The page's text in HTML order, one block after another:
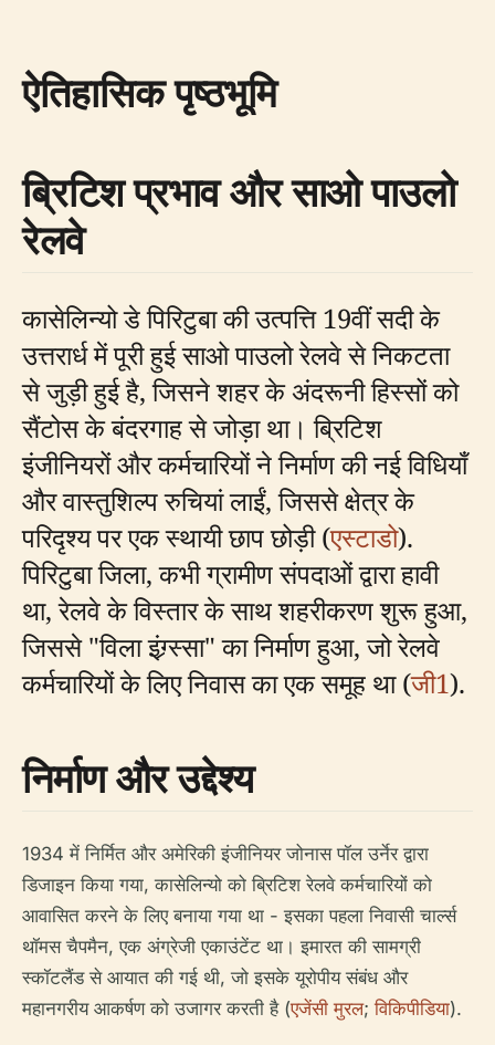
ऐतिहासिक पृष्ठभूमि
ब्रिटिश प्रभाव और साओ पाउलो
रेलवे
कासेलिन्यो डे पिरिटुबा की उत्पत्ति 19वीं सदी के
उत्तरार्ध में पूरी हुई साओ पाउलो रेलवे से निकटता
से जुड़ी हुई है, जिसने शहर के अंदरूनी हिस्सों को
सैंटोस के बंदरगाह से जोड़ा था। ब्रिटिश
इंजीनियरों और कर्मचारियों ने निर्माण की नई विधियाँ
और वास्तुशिल्प रुचियां लाईं, जिससे क्षेत्र के
परिदृश्य पर एक स्थायी छाप छोड़ी (एस्टाडो).
पिरिटुबा जिला, कभी ग्रामीण संपदाओं द्वारा हावी
था, रेलवे के विस्तार के साथ शहरीकरण शुरू हुआ,
जिससे "विला इंग्र्स्सा" का निर्माण हुआ, जो रेलवे
कर्मचारियों के लिए निवास का एक समूह था (जी1).
निर्माण और उद्देश्य
1934 में निर्मित और अमेरिकी इंजीनियर जोनास पॉल उर्नेर द्वारा
डिजाइन किया गया, कासेलिन्यो को ब्रिटिश रेलवे कर्मचारियों को
आवासित करने के लिए बनाया गया था - इसका पहला निवासी चार्ल्स
थॉमस चैपमैन, एक अंग्रेजी एकाउंटेंट था। इमारत की सामग्री
स्कॉटलैंड से आयात की गई थी, जो इसके यूरोपीय संबंध और
महानगरीय आकर्षण को उजागर करती है (एजेंसी मुरल;विकिपीडिया).